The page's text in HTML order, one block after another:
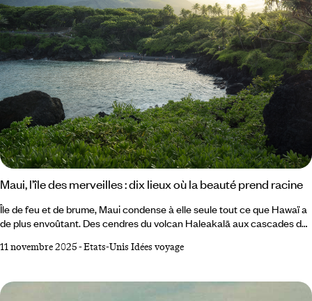
Maui, l’île des merveilles : dix lieux où la beauté prend racine
Île de feu et de brume, Maui condense à elle seule tout ce que Hawaï a
de plus envoûtant. Des cendres du volcan Haleakalā aux cascades de
théâtre vivant où la nature semble improviser sa propre symphonie.
chaque vent porte une légende. Voici les lieux à ne surtout pas
manquer pour saisir l’esprit de Maui, l’île qui fait battre le cœur de
11 novembre 2025-Etats-Unis Idées voyage